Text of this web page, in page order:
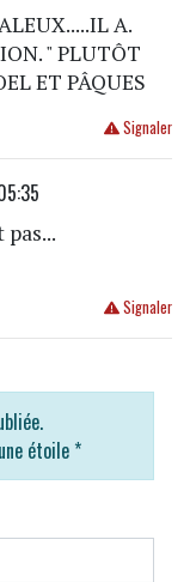
A.
" PLUTÔT
ET PÂQUES
Signaler
Signaler
étoile *